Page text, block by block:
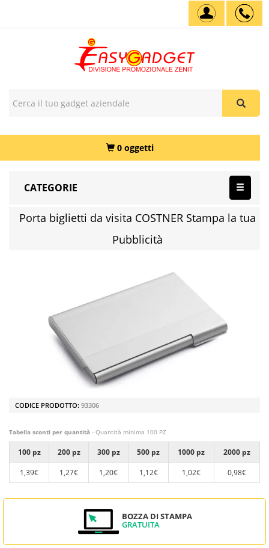
0 oggetti
CATEGORIE
Porta biglietti da visita COSTNER Stampa la tua
Pubblicità
CODICE PRODOTTO: 93306
Tabella sconti per quantità - Quantità minima 100 PZ
100 pz 200 pz 300 pz 500 pz 1000 pz
2000 pz
1,39€
1,27€ 1,20€ 1,12€ 1,02€ 0,98€
BOZZA DI STAMPA
GRATUITA